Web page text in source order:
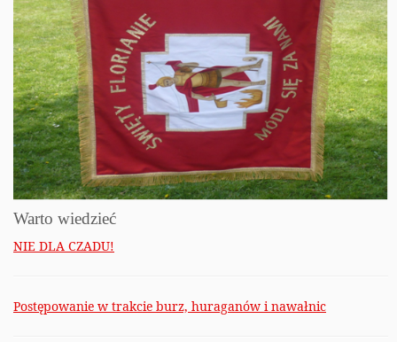
Warto wiedzieć
NIE DLA CZADU!
Postępowanie w trakcie burz, huraganów i nawałnic